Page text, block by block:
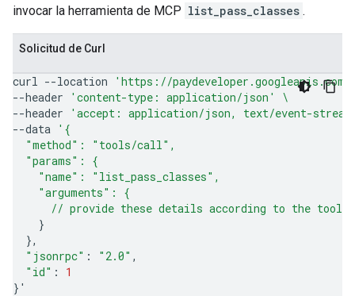
invocar la herramienta de MCP list_pass_classes .
Solicitud de Curl
curl --location
'https://paydeveloper.googleapis.com/
--header
'content-type: application/json'
\
--header
'accept: application/json, text/event-
--data '{
  "method": "tools/call",
  "params": {
    "name": "list_pass_classes",
    "arguments": {
      // provide these details according to the tool'
}
}
"jsonrpc" : "2.0"
"id" :
1
} '